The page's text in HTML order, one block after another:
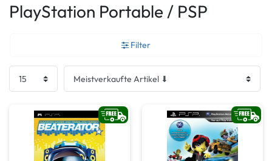
PlayStation Portable / PSP
Filter